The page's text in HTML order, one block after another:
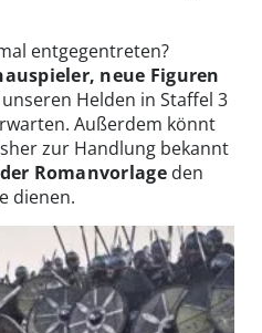
entgegentreten?
neue Figuren
unseren Helden in Staffel 3
Außerdem könnt
zur Handlung bekannt
Romanvorlageden
dienen.